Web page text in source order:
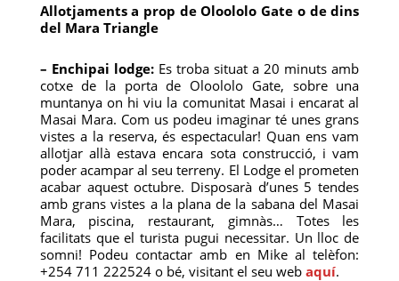
Allotjaments a prop de Oloololo Gate o de dins
del Mara Triangle
– Enchipai lodge:Es troba situat a 20 minuts amb
cotxe de la porta de Oloololo Gate, sobre una
muntanya on hi viu la comunitat Masai i encarat al
Masai Mara. Com us podeu imaginar té unes grans
vistes a la reserva, és espectacular! Quan ens vam
allotjar allà estava encara sota construcció, i vam
poder acampar al seu terreny. El Lodge el prometen
acabar aquest octubre. Disposarà d’unes 5 tendes
amb grans vistes a la plana de la sabana del Masai
Mara, piscina, restaurant, gimnàs… Totes les
facilitats que el turista pugui necessitar. Un lloc de
somni! Podeu contactar amb en Mike al telèfon:
+254 711 222524 o bé, visitant el seu web aquí.